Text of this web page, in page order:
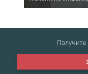
Получите